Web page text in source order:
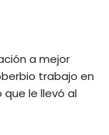
a mejor
trabajo en
que le llevó al